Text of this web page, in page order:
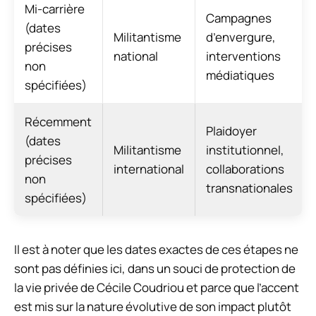
Mi-carrière
(dates
précises
non
spécifiées)
Militantisme
national
Campagnes
d’envergure,
interventions
médiatiques
Récemment
(dates
précises
non
spécifiées)
Militantisme
international
Plaidoyer
institutionnel,
collaborations
transnationales
Il est à noter que les dates exactes de ces étapes ne
sont pas définies ici, dans un souci de protection de
la vie privée de Cécile Coudriou et parce que l’accent
est mis sur la nature évolutive de son impact plutôt